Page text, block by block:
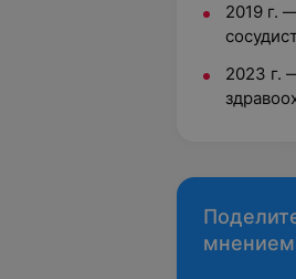
2019 г.
2023 г.
мнением